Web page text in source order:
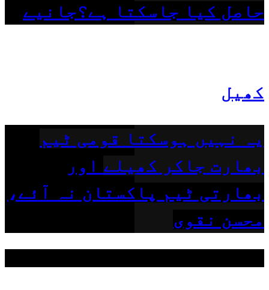
حاصل کیا جاسکتا ہے؟جانیے
کھیل
یہ نہیں ہوسکتا قومی ٹیم
بھارت جاکر کھیلے اور
بھارتی ٹیم پاکستان نہ آئے،
محسن نقوی